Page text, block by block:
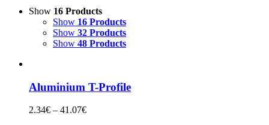
Show 16 Products
Show 16 Products
Show 32 Products
Show 48 Products
Aluminium T-Profile
2.34€ – 41.07€